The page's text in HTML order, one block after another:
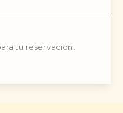
tu reservación.